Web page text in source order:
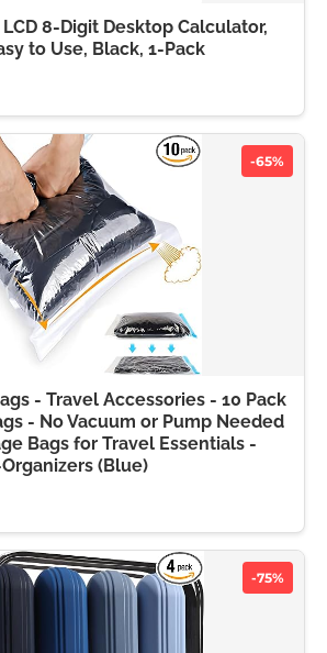
8-Digit Desktop Calculator,
to Use, Black, 1-Pack
-65%
- Travel Accessories - 10 Pack
- No Vacuum or Pump Needed
Bags for Travel Essentials -
(Blue)
-75%